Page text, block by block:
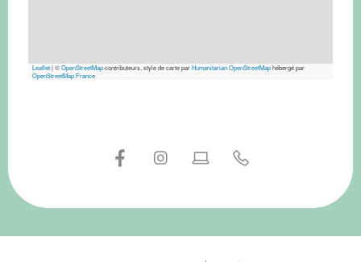
Leaflet|©OpenStreetMapcontributeurs, style de carte parHumanitarian OpenStreetMaphébergé par
OpenStreetMap France